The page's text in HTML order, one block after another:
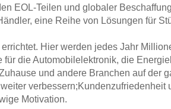
EOL-Teilen und globaler
eine Reihe von Lösungen für
Hier werden jedes Jahr
die Automobilelektronik, die
und andere Branchen auf der
verbessern;Kundenzufriedenheit
Motivation.